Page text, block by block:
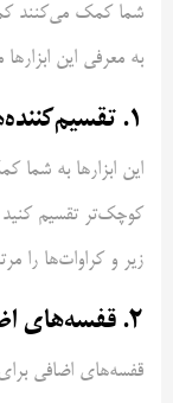
شما کمک می‌کنند
به معرفی این ابزارها
1. تقسیم‌کننده‌های کشو
این ابزارها به
کوچک‌تر تقسیم
زیر و کراوات‌ها را
2. قفسه‌های اضافی
قفسه‌های اضافی